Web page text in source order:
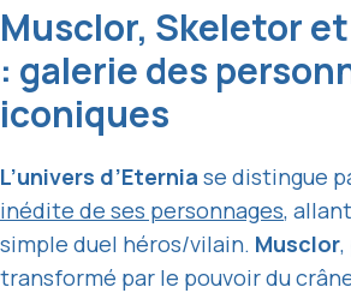
Musclor, Skeletor
: galerie des
iconiques
L’univers d’Eternia se distingue
inédite de ses personnages,
simple duel héros/vilain. Musclor
transformé par le pouvoir du